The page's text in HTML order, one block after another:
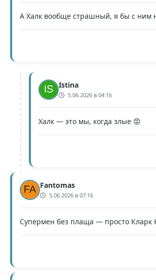
А Халк вообще страшный, я бы с ним
Istina
5.06.2026 в 04:16
Халк — это мы, когда злые 😡
Fantomas
5.06.2026 в 07:16
Супермен без плаща — просто Кларк